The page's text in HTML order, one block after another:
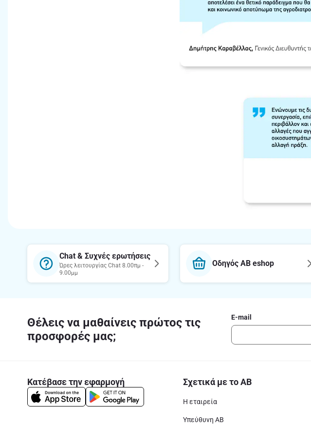
Chat & Συχνές ερωτήσεις
Ώρες λειτουργίας Chat 8.00πμ -
9.00μμ
Οδηγός AB eshop
Θέλεις να μαθαίνεις πρώτος τις
προσφορές μας;
E-mail
Κατέβασε την εφαρμογή Σχετικά με το ΑΒ
Η εταιρεία
Υπεύθυνη ΑΒ